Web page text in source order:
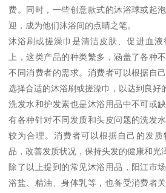
费。同时，一些创意款式的沐浴球或起
迎，成为他们沐浴间的点睛之笔。
沐浴刷或搓澡巾是清洁皮肤、促进血
上，这类产品的种类繁多，涵盖了各种
不同消费者的需求。消费者可以根据自
选择合适的沐浴刷或搓澡巾，以达到良好
洗发水和护发素也是沐浴用品中不可或
有各种针对不同发质和头皮问题的洗发
较为合理。消费者可以根据自己的发
品，改善发质状况，保持头发的健康和光
除了以上提到的常见沐浴用品，阳江市
浴盐、精油、身体乳等，也备受消费者